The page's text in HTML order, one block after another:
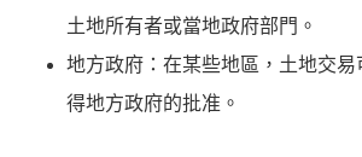
土地所有者或當地政府部門。
地方政府 ：在某些地區，土地交
得地方政府的批准。